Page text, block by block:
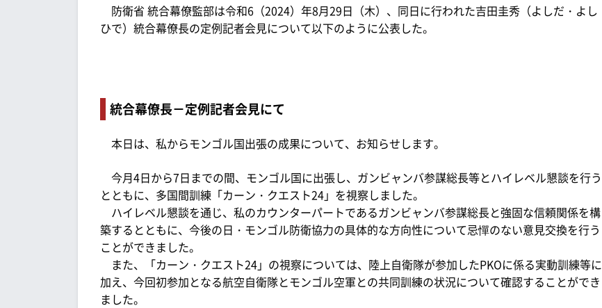
防衛省 統合幕僚監部は令和6（2024）年8月29日（木）、同日に行われた吉田圭秀（よしだ・よし
ひで）統合幕僚長の定例記者会見について以下のように公表した。
統合幕僚長－定例記者会見にて
本日は、私からモンゴル国出張の成果について、お知らせします。
今月4日から7日までの間、モンゴル国に出張し、ガンビャンバ参謀総長等とハイレベル懇談を行う
とともに、多国間訓練「カーン・クエスト24」を視察しました。
ハイレベル懇談を通じ、私のカウンターパートであるガンビャンバ参謀総長と強固な信頼関係を構
築するとともに、今後の日・モンゴル防衛協力の具体的な方向性について忌憚のない意見交換を行う
ことができました。
また、「カーン・クエスト24」の視察については、陸上自衛隊が参加したPKOに係る実動訓練等に
加え、今回初参加となる航空自衛隊とモンゴル空軍との共同訓練の状況について確認することができ
ました。